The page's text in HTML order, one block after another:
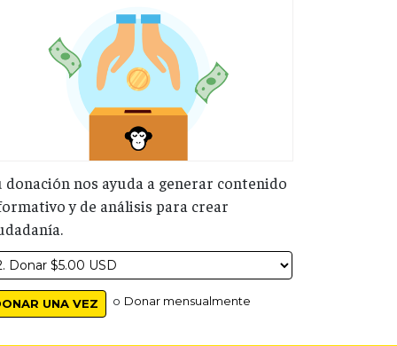
donación nos ayuda a generar contenido
y de análisis para crear
o Donar mensualmente